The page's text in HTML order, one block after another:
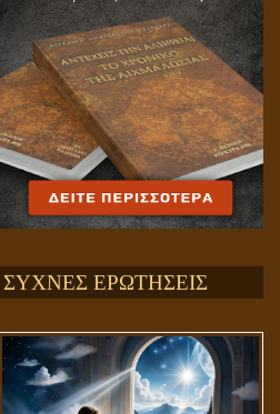
ΣΥΧΝΕΣ ΕΡΩΤΗΣΕΙΣ